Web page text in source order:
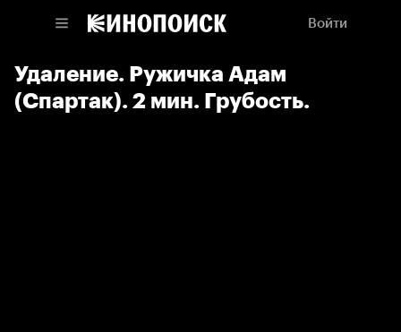
Войти
Удаление. Ружичка Адам
(Спартак). 2 мин. Грубость.